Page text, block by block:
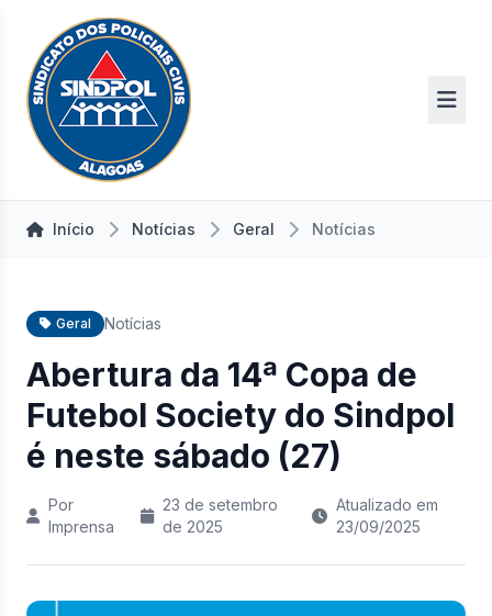
Início Notícias Geral Notícias
Geral Notícias
Abertura da 14ª Copa de
Futebol Society do Sindpol
é neste sábado (27)
Por
Imprensa
23 de setembro
de 2025
Atualizado em
23/09/2025